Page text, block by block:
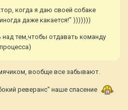
когда я даю своей собаке
даже какается!" )))))))
тем,чтобы отдавать команду
вообще все забывают.
реверанс" наше спасение